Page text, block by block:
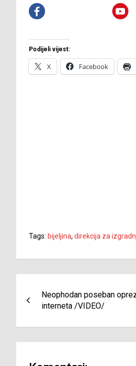
Podijeli vijest:
X Facebook
Tags: bijeljina, direkcija za
članaka
Neophodan poseban
interneta /VIDEO/